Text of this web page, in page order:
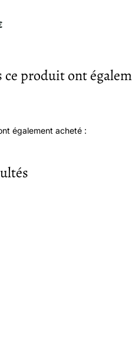
produit ont
également acheté :